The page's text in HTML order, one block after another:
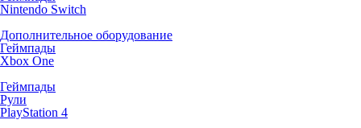
Nintendo Switch
Дополнительное оборудование
Геймпады
Xbox One
Геймпады
Рули
PlayStation 4